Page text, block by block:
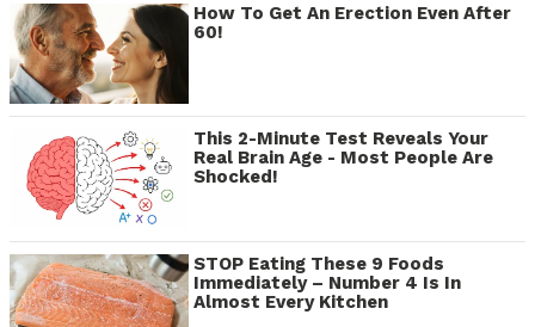
How To Get An Erection Even After
60!
This 2-Minute Test Reveals Your
Real Brain Age - Most People Are
Shocked!
STOP Eating These 9 Foods
Immediately – Number 4 Is In
Almost Every Kitchen